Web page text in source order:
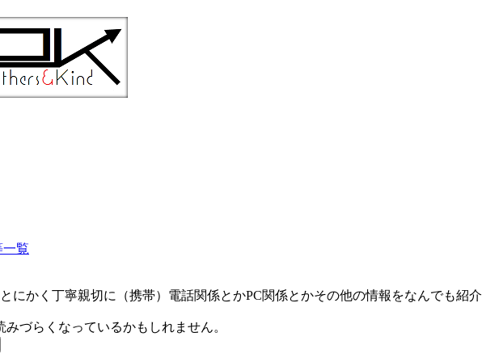
覧
とにかく丁寧親切に（携帯）電話関係とかPC関係とかその他の情報をなんでも紹
づらくなっているかもしれません。